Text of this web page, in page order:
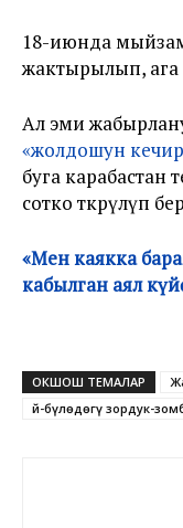
18-июнда
жактырылып, ага
Ал эми
«жолдошун
буга карабастан
сотко өткөрүлүп
«Мен каякка
кабылган аял
ОКШОШ ТЕМАЛАР
Үй-бүлөдөгү зордук-